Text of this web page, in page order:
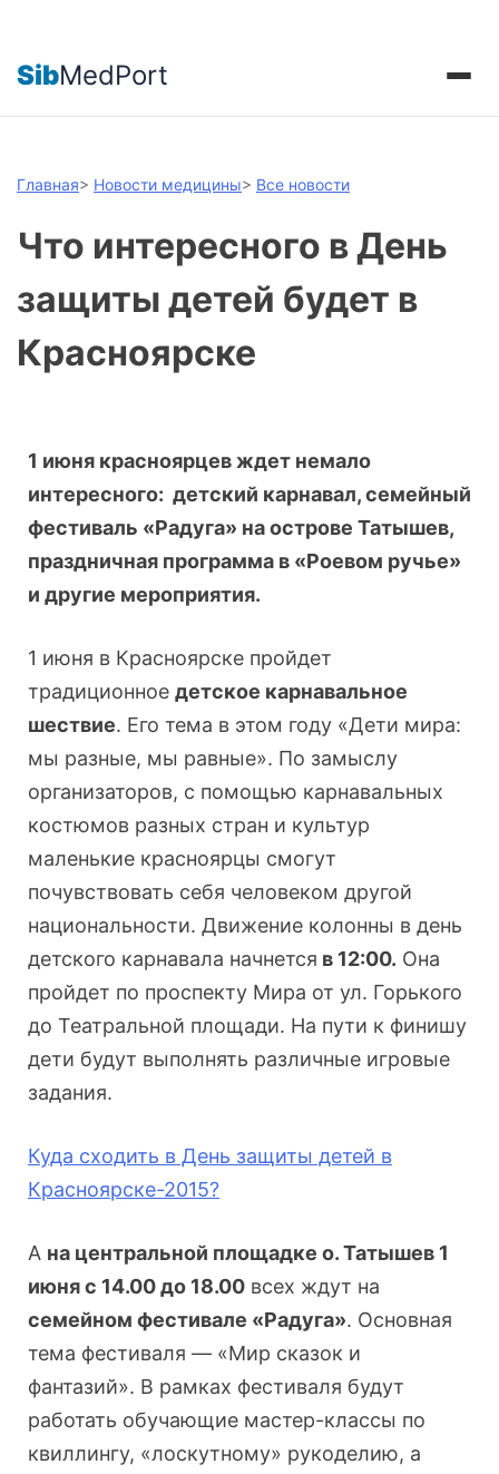
SibMedPort
Главная> Новости медицины> Все новости
Что интересного в День
защиты детей будет в
Красноярске
1 июня красноярцев ждет немало
интересного: детский карнавал, семейный
фестиваль «Радуга» на острове Татышев,
праздничная программа в «Роевом ручье»
и другие мероприятия.
1 июня в Красноярске пройдет
традиционное детское карнавальное
шествие. Его тема в этом году «Дети мира:
мы разные, мы равные». По замыслу
организаторов, с помощью карнавальных
костюмов разных стран и культур
маленькие красноярцы смогут
почувствовать себя человеком другой
национальности. Движение колонны в день
детского карнавала начнется в 12:00. Она
пройдет по проспекту Мира от ул. Горького
до Театральной площади. На пути к финишу
дети будут выполнять различные игровые
задания.
Куда сходить в День защиты детей в
Красноярске-2015?
А на центральной площадке о. Татышев 1
июня с 14.00 до 18.00 всех ждут на
семейном фестивале «Радуга». Основная
тема фестиваля — «Мир сказок и
фантазий». В рамках фестиваля будут
работать обучающие мастер-классы по
квиллингу, «лоскутному» рукоделию, а